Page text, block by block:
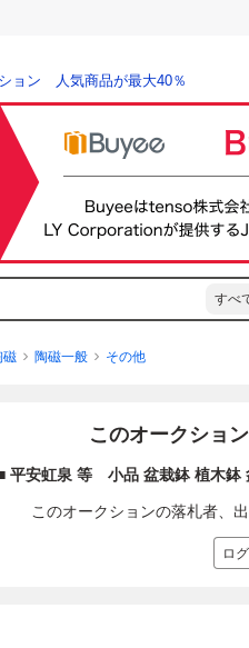
ョン 人気商品が最大40％
すべ
磁 陶磁一般 その他
このオークショ
平安虹泉 等 小品 盆栽鉢 植木
このオークションの落札者、
ロ